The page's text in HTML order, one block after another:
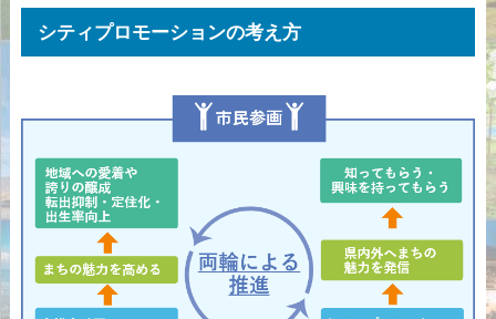
シティプロモーションの考え方